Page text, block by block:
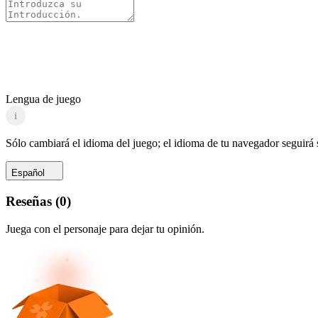
Lengua de juego
i
Sólo cambiará el idioma del juego; el idioma de tu navegador seguirá
Español
Reseñas (0)
Juega con el personaje para dejar tu opinión.